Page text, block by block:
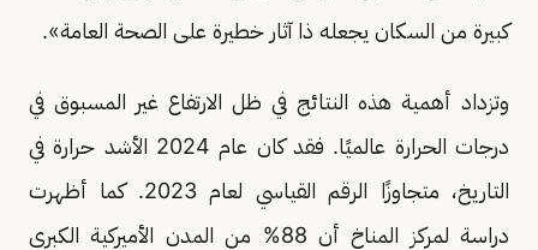
كبيرة من السكان يجعله ذا آثار خطيرة على الصحة العامة».
وتزداد أهمية هذه النتائج في ظل الارتفاع غير المسبوق في
درجات الحرارة عالميًا. فقد كان عام 2024 الأشد حرارة في
التاريخ، متجاوزًا الرقم القياسي لعام 2023. كما أظهرت
دراسة لمركز المناخ أن 88% من المدن الأميركية الكبرى